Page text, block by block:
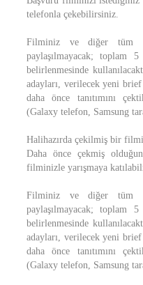
telefonla çekebilirsiniz.
Filminiz ve diğer tüm
paylaşılmayacak; toplam
belirlenmesinde
adayları, verilecek yeni
daha önce tanıtımını
(Galaxy telefon, Samsung
Halihazırda çekilmiş bir
Daha önce çekmiş
filminizle yarışmaya
Filminiz ve diğer tüm
paylaşılmayacak; toplam
belirlenmesinde
adayları, verilecek yeni
daha önce tanıtımını
(Galaxy telefon, Samsung